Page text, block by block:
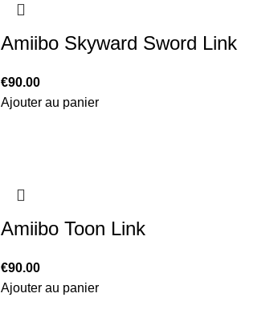
Amiibo Skyward Sword Link
€90.00
Ajouter au panier
Amiibo Toon Link
€90.00
Ajouter au panier